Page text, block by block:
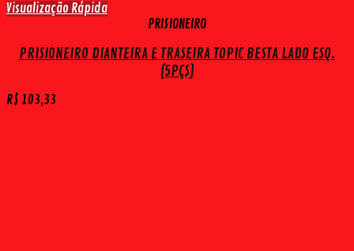
Visualização Rápida
PRISIONEIRO
PRISIONEIRO DIANTEIRA E TRASEIRA TOPIC BESTA LADO ESQ.
(5PÇS)
R$ 103,33